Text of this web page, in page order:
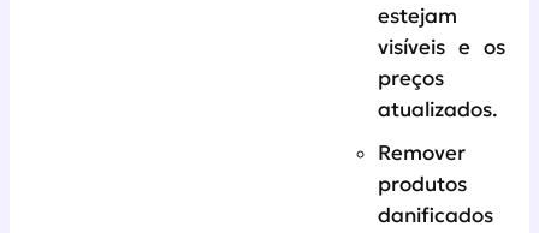
estejam
visíveis e os
preços
atualizados.
Remover
produtos
danificados